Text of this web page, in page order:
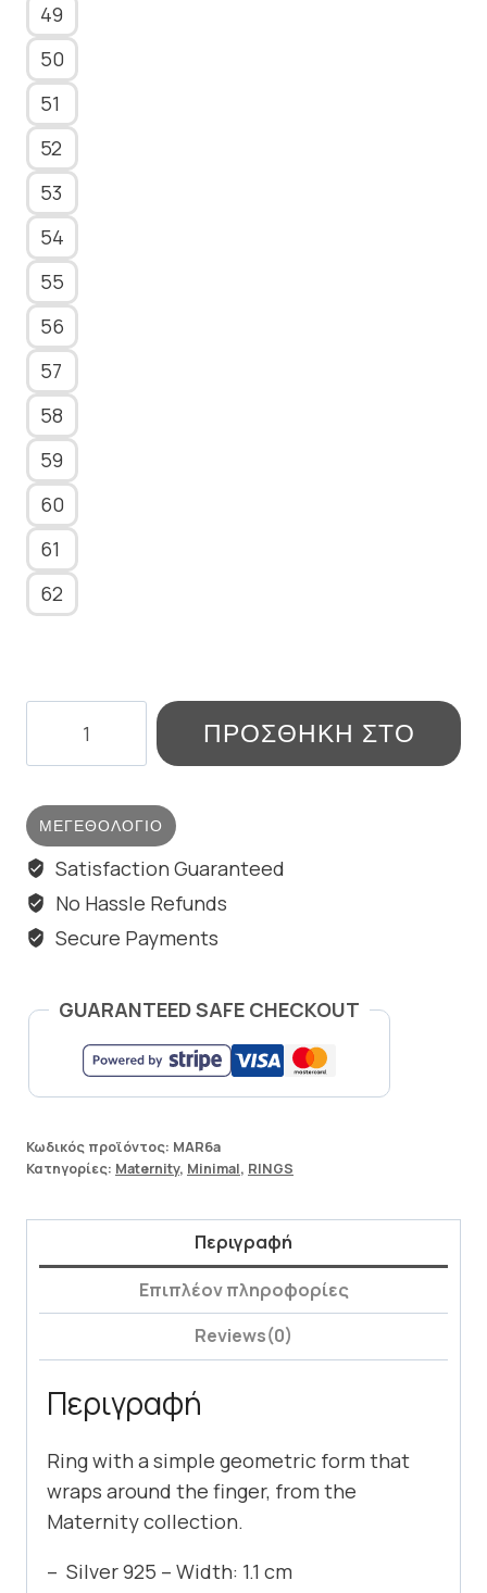
49
50
51
52
53
54
55
56
57
58
59
60
61
62
ΠΡΟΣΘΉΚΗ ΣΤΟ
ΜΕΓΕΘΟΛΌΓΙΟ
Satisfaction Guaranteed
No Hassle Refunds
Secure Payments
GUARANTEED SAFE CHECKOUT
Κωδικός προϊόντος: MAR6a
Κατηγορίες: Maternity, Minimal, RINGS
Περιγραφή
Επιπλέον πληροφορίες
Reviews(0)
Περιγραφή
Ring with a simple geometric form that
wraps around the finger, from the
Maternity collection.
– Silver 925 – Width: 1.1 cm